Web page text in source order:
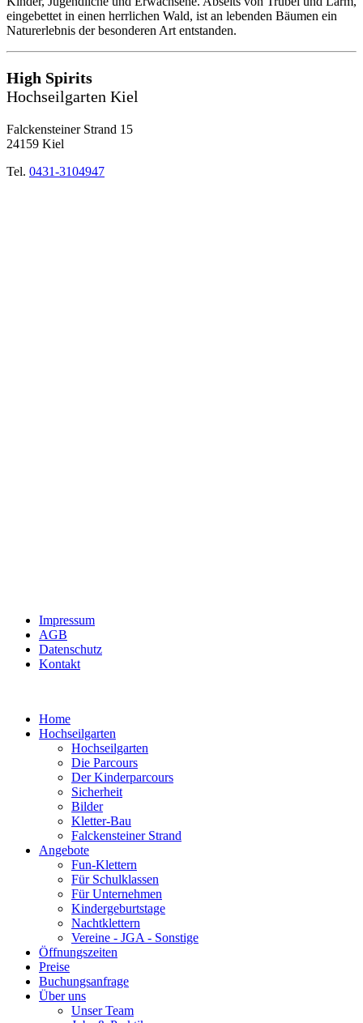
eingebettet in einen herrlichen Wald, ist an lebenden Bäumen ein
Naturerlebnis der besonderen Art entstanden.
High Spirits
Hochseilgarten Kiel
Falckensteiner Strand 15
24159 Kiel
Tel. 0431-3104947
Impressum
AGB
Datenschutz
Kontakt
Home
Hochseilgarten
Hochseilgarten
Die Parcours
Der Kinderparcours
Sicherheit
Bilder
Kletter-Bau
Falckensteiner Strand
Angebote
Fun-Klettern
Für Schulklassen
Für Unternehmen
Kindergeburtstage
Nachtklettern
Vereine - JGA - Sonstige
Öffnungszeiten
Preise
Buchungsanfrage
Über uns
Unser Team